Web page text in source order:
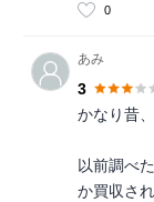
0
あみ
3
かなり昔
以前調べ
か買収さ